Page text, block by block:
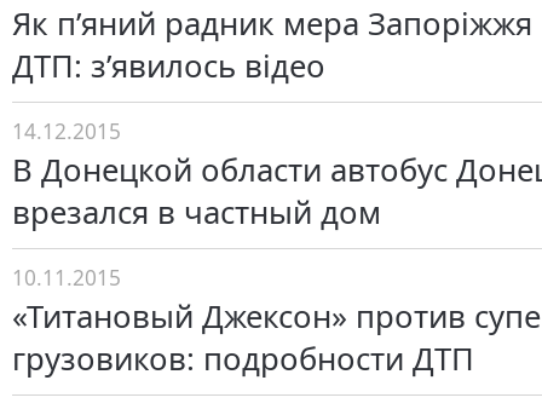
Як п’яний радник мера
ДТП: з’явилось відео
14.12.2015
В Донецкой области автобус
врезался в частный дом
10.11.2015
«Титановый Джексон» против
грузовиков: подробности ДТП